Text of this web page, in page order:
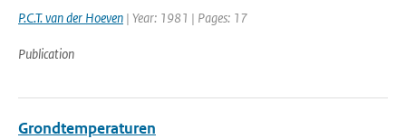
P.C.T. van der Hoeven | Year: 1981 | Pages: 17
Publication
Grondtemperaturen